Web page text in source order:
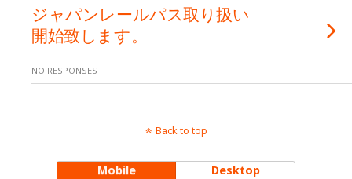
ジャパンレールパス取り扱い
開始致します。
NO RESPONSES
Back to top
Mobile Desktop